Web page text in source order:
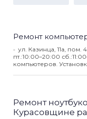
Ремонт
ул. Казинца, 11а, пом.
пт.:10:00–20:00
компьютеров.
Ремонт
Курасовщине